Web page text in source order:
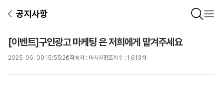
공지사항
[이벤트]구인광고 마케팅 은 저희에게 맡겨주세요
2025-06-09 15:55:20작성자 : 마사지잡조회수 : 1,613회